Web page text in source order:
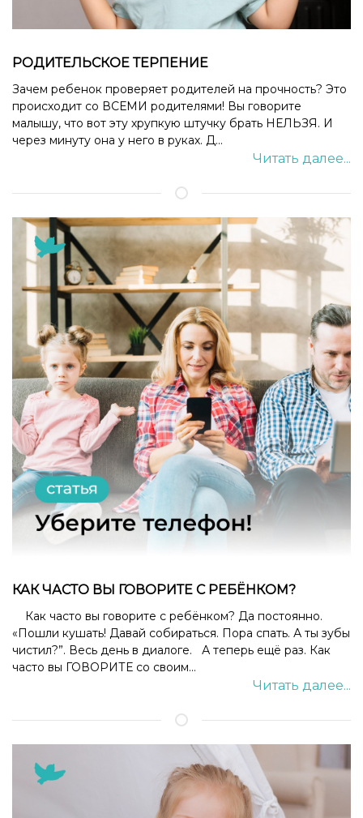
РОДИТЕЛЬСКОЕ ТЕРПЕНИЕ
Зачем ребенок проверяет родителей на прочность? Это
происходит со ВСЕМИ родителями! Вы говорите
малышу, что вот эту хрупкую штучку брать НЕЛЬЗЯ. И
через минуту она у него в руках. Д...
Читать далее...
КАК ЧАСТО ВЫ ГОВОРИТЕ С РЕБЁНКОМ?
Как часто вы говорите с ребёнком? Да постоянно.
«Пошли кушать! Давай собираться. Пора спать. А ты зубы
чистил?”. Весь день в диалоге. А теперь ещё раз. Как
часто вы ГОВОРИТЕ со своим...
Читать далее...